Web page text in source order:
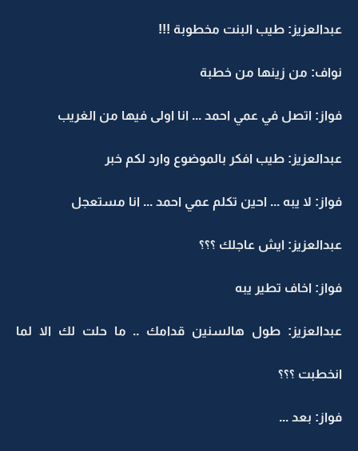
عبدالعزيز: طيب البنت مخطوبة !!!
نواف: من زينها من خطبة
فواز: اتصل في عمي احمد ... انا اولى فيها من الغريب
عبدالعزيز: طيب افكر بالموضوع وارد لكم خبر
فواز: لا يبه ... احين تكلم عمي احمد ... انا مستعجل
عبدالعزيز: ايش عاجلك ؟؟؟
فواز: اخاف تطير يبه
عبدالعزيز: طول هالسنين قدامك .. ما حلت لك الا لما
انخطبت ؟؟؟
فواز: بعد ...